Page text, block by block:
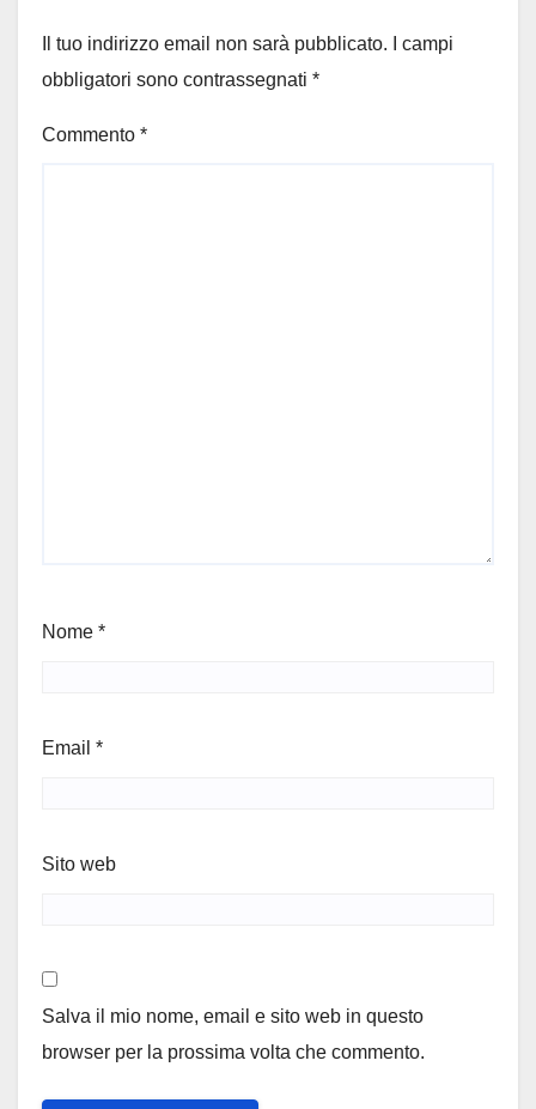
Il tuo indirizzo email non sarà pubblicato.
I campi
obbligatori sono contrassegnati *
Commento *
Nome *
Email *
Sito web
Salva il mio nome, email e sito web in questo
browser per la prossima volta che commento.